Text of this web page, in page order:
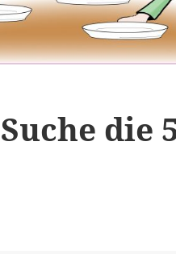
Suche die